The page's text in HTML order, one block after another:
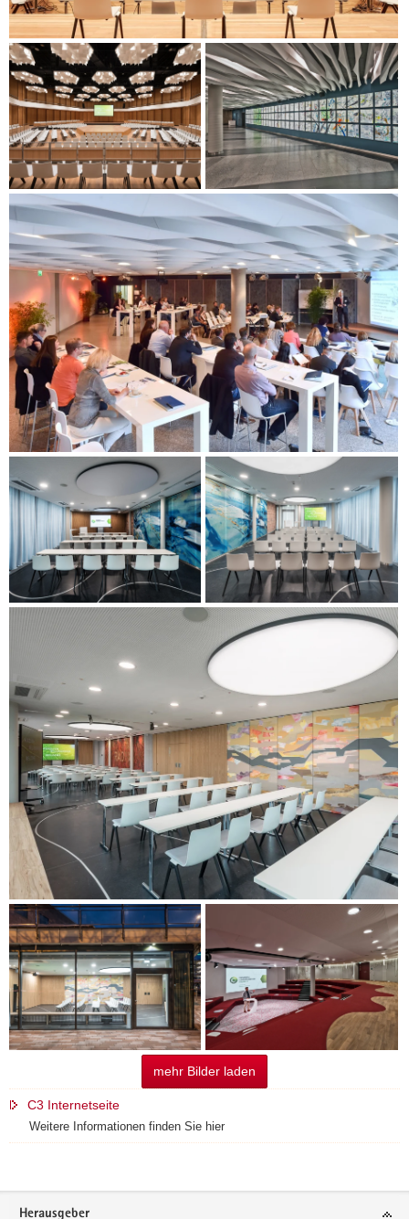
mehr Bilder laden
C3 Internetseite
Weitere Informationen finden Sie hier
Footer-
Herausgeber